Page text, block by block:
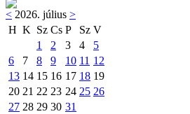
< 2026. július >
H K Sz Cs P Sz V
1
2 3 4
5
6
7 8 9 10 11 12
13 14 15 16 17 18 19
20 21 22 23 24 25 26
27 28 29 30 31